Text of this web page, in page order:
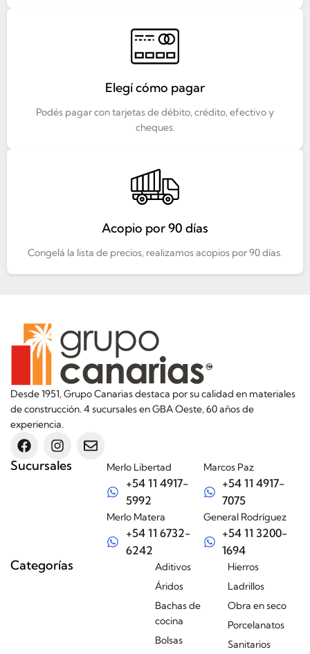
Elegí cómo pagar
Podés pagar con tarjetas de débito, crédito, efectivo y
cheques.
Acopio por 90 días
Congelá la lista de precios, realizamos acopios por 90 días.
Desde 1951, Grupo Canarias destaca por su calidad en materiales
de construcción. 4 sucursales en GBA Oeste, 60 años de
experiencia.
Sucursales Merlo Libertad
+54 11 4917-
5992
Merlo Matera
+54 11 6732-
6242
Marcos Paz
+54 11 4917-
7075
General Rodríguez
+54 11 3200-
1694
Categorías
Aditivos
Áridos
Bachas de
cocina
Bolsas
Hierros
Ladrillos
Obra en seco
Porcelanatos
Sanitarios